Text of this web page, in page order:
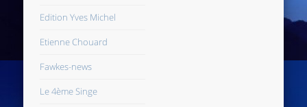
Edition Yves Michel
Etienne Chouard
Fawkes-news
Le 4ème Singe